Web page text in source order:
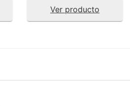
Ver producto